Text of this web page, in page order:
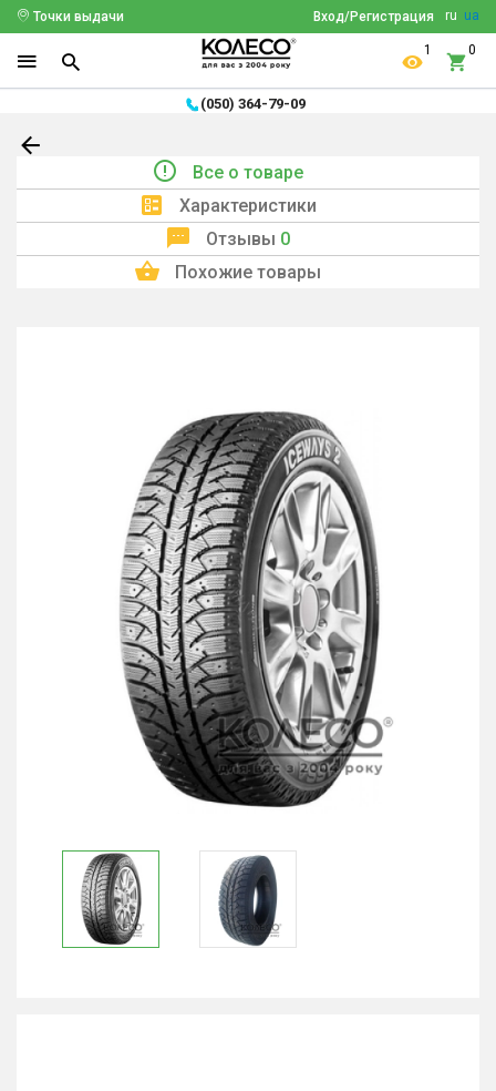
ru ua
Вход/Регистрация
Точки выдачи
1 0
(050) 364-79-09
Все о товаре
Характеристики
Отзывы 0
Похожие товары